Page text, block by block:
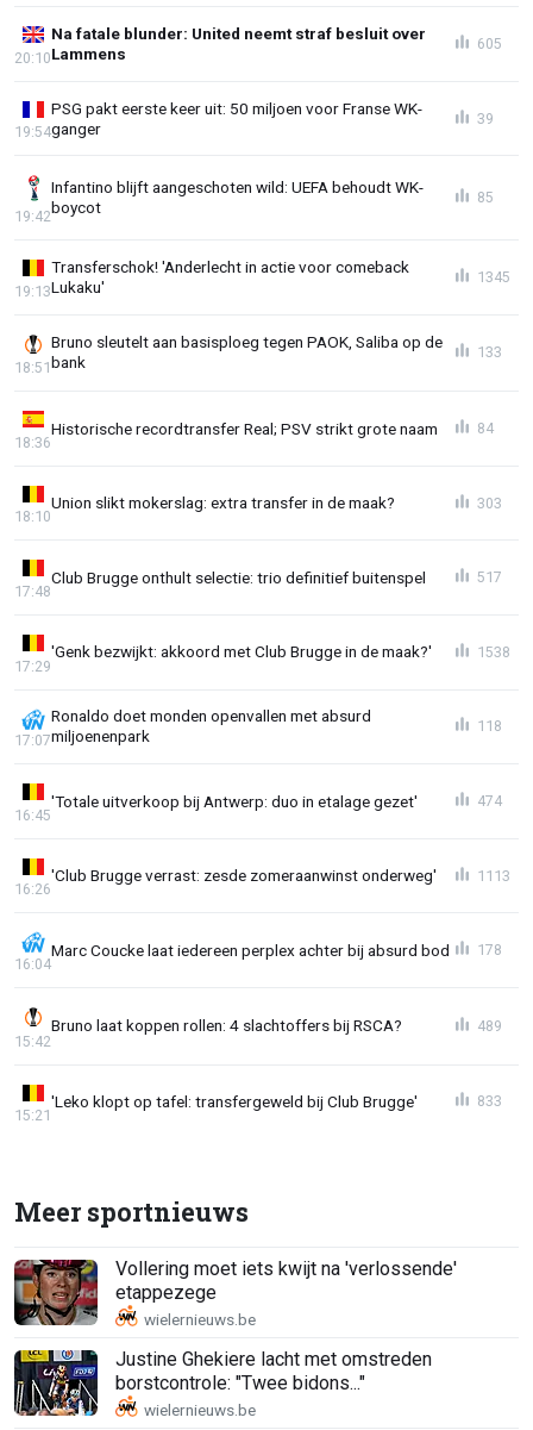
Na fatale blunder: United neemt straf besluit over
Lammens
20:10
605
PSG pakt eerste keer uit: 50 miljoen voor Franse WK-
ganger
19:54
39
Infantino blijft aangeschoten wild: UEFA behoudt WK-
boycot
19:42
85
Transferschok! 'Anderlecht in actie voor comeback
Lukaku'
19:13
1345
Bruno sleutelt aan basisploeg tegen PAOK, Saliba op de
bank
18:51
133
Historische recordtransfer Real; PSV strikt grote naam
18:36
84
Union slikt mokerslag: extra transfer in de maak?
18:10
303
Club Brugge onthult selectie: trio definitief buitenspel
17:48
517
'Genk bezwijkt: akkoord met Club Brugge in de maak?'
17:29
1538
Ronaldo doet monden openvallen met absurd
miljoenenpark
17:07
118
'Totale uitverkoop bij Antwerp: duo in etalage gezet'
16:45
474
'Club Brugge verrast: zesde zomeraanwinst onderweg'
16:26
1113
Marc Coucke laat iedereen perplex achter bij absurd bod
16:04
178
Bruno laat koppen rollen: 4 slachtoffers bij RSCA?
15:42
489
'Leko klopt op tafel: transfergeweld bij Club Brugge'
15:21
833
Meer sportnieuws
Vollering moet iets kwijt na 'verlossende'
etappezege
Justine Ghekiere lacht met omstreden
borstcontrole: "Twee bidons..."